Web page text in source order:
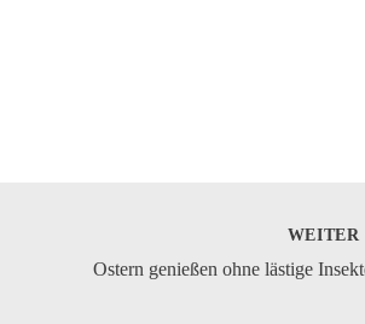
WEITER
Ostern genießen ohne lästige